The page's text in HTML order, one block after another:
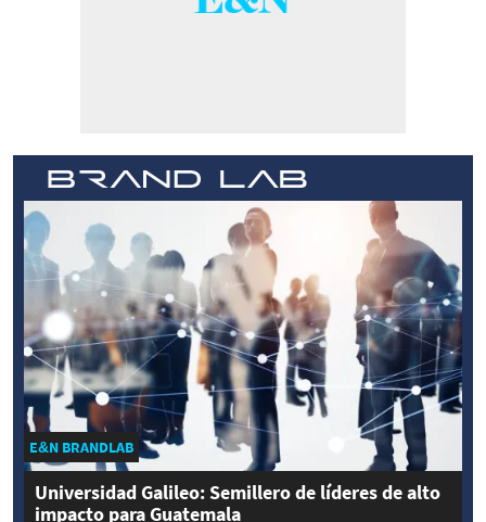
E&N BRANDLAB
Universidad Galileo: Semillero de líderes de alto
impacto para Guatemala